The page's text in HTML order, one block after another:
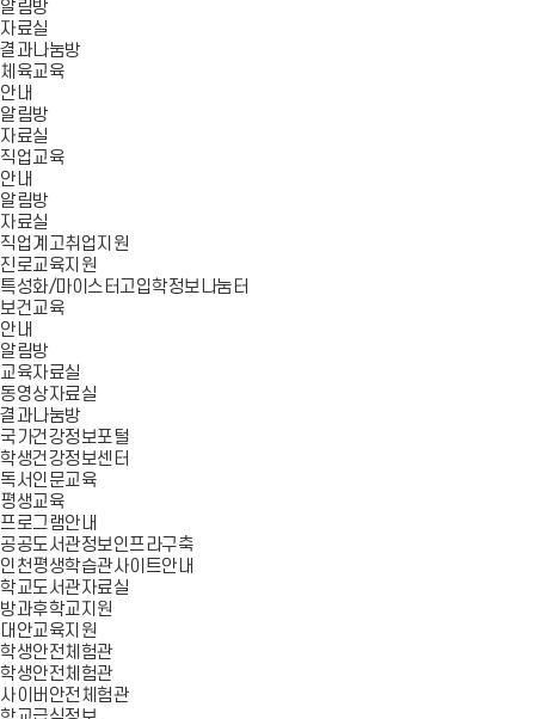
알림방
자료실
결과나눔방
체육교육
안내
알림방
자료실
직업교육
안내
알림방
자료실
직업계고취업지원
진로교육지원
특성화/마이스터고입학정보나눔터
보건교육
안내
알림방
교육자료실
동영상자료실
결과나눔방
국가건강정보포털
학생건강정보센터
독서인문교육
평생교육
프로그램안내
공공도서관정보인프라구축
인천평생학습관사이트안내
학교도서관자료실
방과후학교지원
대안교육지원
학생안전체험관
학생안전체험관
사이버안전체험관